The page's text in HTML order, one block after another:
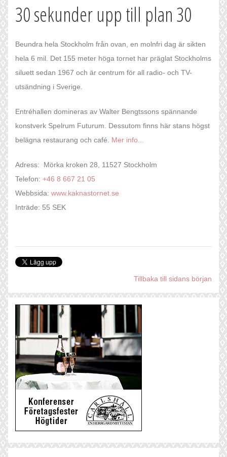
30 sekunder upp till plan 30
Beundra hela Stockholm från ovan, en molnfri dag är sikten
hela 6 mil. Det 155 meter höga tornet har präglat Stockholms
siluett sedan 1967 och är centrum för all radio- och TV-
utsändning i Sverige.
Entréhallen domineras av Walter Bengtssons spännande
konstverk Spelrum Futurum. Dessutom finns här stans högst
belägna restaurang och café. Mer info...
Adress: Mörka kroken 28, 11527 Stockholm
Telefon: +46 8 667 21 05
Webbsida: www.kaknastornet.se
Inträde: 55 SEK
Tillbaka till sidans början